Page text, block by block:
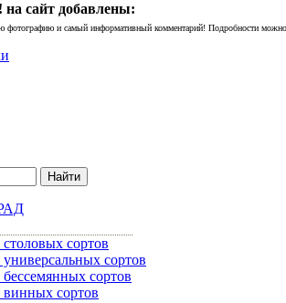
сайт добавлены:
и самый информативный комментарий! Подробности можно
сортов
сортов
сортов
сортов